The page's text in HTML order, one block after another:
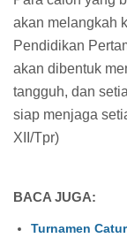
akan melangkah
Pendidikan
akan dibentuk
tangguh, dan
siap menjaga
XII/Tpr)
BACA JUGA:
Turnamen